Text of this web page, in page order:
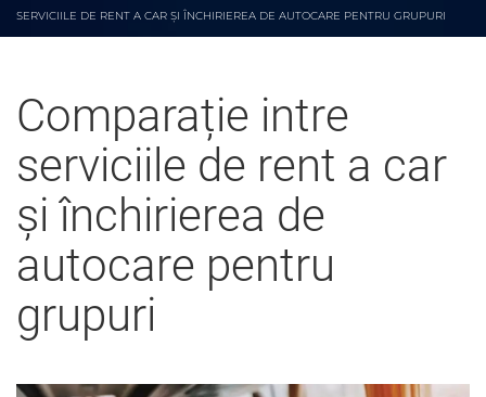
SERVICIILE DE RENT A CAR ȘI ÎNCHIRIEREA DE AUTOCARE PENTRU GRUPURI
Comparație intre
serviciile de rent a car
și închirierea de
autocare pentru
grupuri